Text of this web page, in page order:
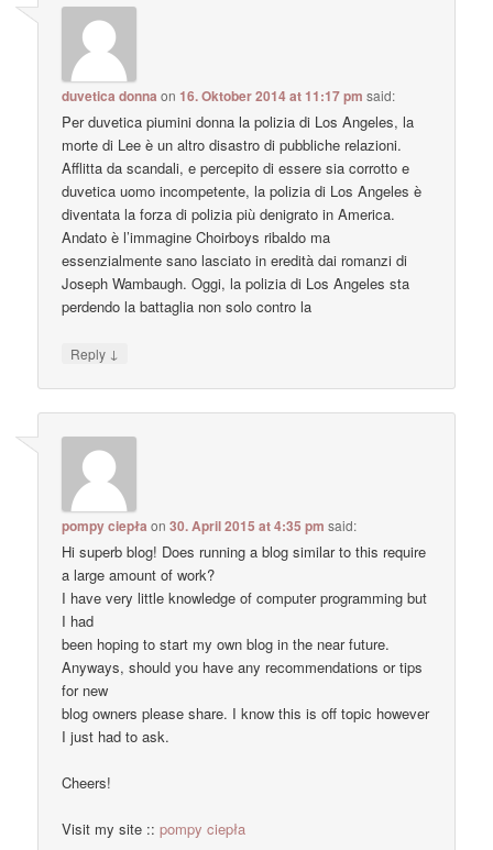
duvetica donna on16. Oktober 2014 at 11:17 pm said:
Per duvetica piumini donna la polizia di Los Angeles, la
morte di Lee è un altro disastro di pubbliche relazioni.
Afflitta da scandali, e percepito di essere sia corrotto e
duvetica uomo incompetente, la polizia di Los Angeles è
diventata la forza di polizia più denigrato in America.
Andato è l’immagine Choirboys ribaldo ma
essenzialmente sano lasciato in eredità dai romanzi di
Joseph Wambaugh. Oggi, la polizia di Los Angeles sta
perdendo la battaglia non solo contro la
Reply ↓
pompy ciepła on30. April 2015 at 4:35 pm said:
Hi superb blog! Does running a blog similar to this require
a large amount of work?
I have very little knowledge of computer programming but
I had
been hoping to start my own blog in the near future.
Anyways, should you have any recommendations or tips
for new
blog owners please share. I know this is off topic however
I just had to ask.
Cheers!
Visit my site ::pompy ciepła